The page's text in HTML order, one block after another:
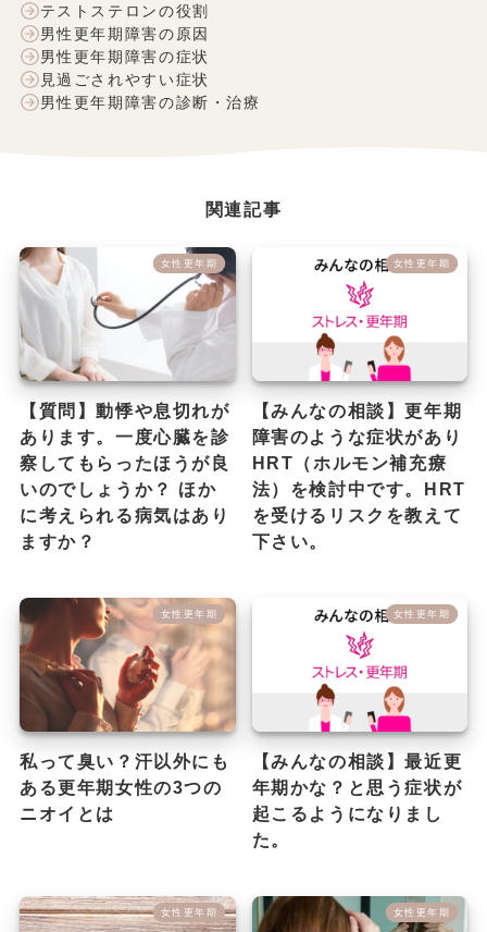
テストステロンの役割
男性更年期障害の原因
男性更年期障害の症状
見過ごされやすい症状
男性更年期障害の診断・治療
関連記事
女性更年期
【質問】動悸や息切れが
あります。一度心臓を診
察してもらったほうが良
いのでしょうか？ ほか
に考えられる病気はあり
ますか？
女性更年期
【みんなの相談】更年期
障害のような症状があり
HRT（ホルモン補充療
法）を検討中です。HRT
を受けるリスクを教えて
下さい。
女性更年期
私って臭い？汗以外にも
ある更年期女性の3つの
ニオイとは
女性更年期
【みんなの相談】最近更
年期かな？と思う症状が
起こるようになりまし
た。
女性更年期 女性更年期